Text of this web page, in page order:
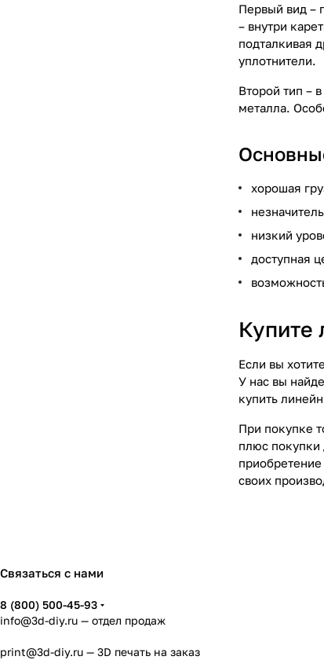
Первый вид –
– внутри
подталкивая
уплотнители.
Второй тип –
металла.
хорошая
низкий
доступная
Купите
Если вы
У нас вы
купить
При покупке
плюс покупки
своих
Связаться с нами
8 (800) 500-45-93
info@3d-diy.ru — отдел продаж
print@3d-diy.ru — 3D печать на заказ